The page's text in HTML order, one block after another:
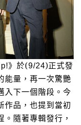
》於(9/24)正式發
能量，再一次驚艷
入下一個階段。今
作品，也提到當初
隨著專輯發行，